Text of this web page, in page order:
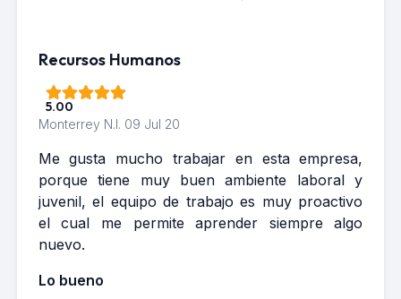
Recursos Humanos
5.00
Monterrey N.l. 09 Jul 20
Me gusta mucho trabajar en esta empresa,
porque tiene muy buen ambiente laboral y
juvenil, el equipo de trabajo es muy proactivo
el cual me permite aprender siempre algo
nuevo.
Lo bueno